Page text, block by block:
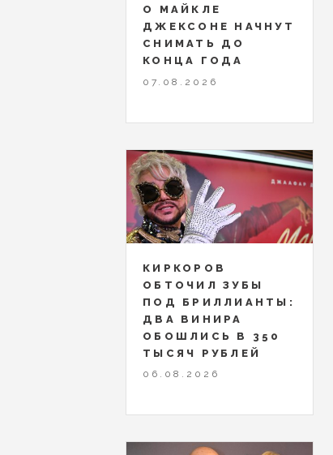
О МАЙКЛЕ
ДЖЕКСОНЕ НАЧНУТ
СНИМАТЬ ДО
КОНЦА ГОДА
07.08.2026
КИРКОРОВ
ОБТОЧИЛ ЗУБЫ
ПОД БРИЛЛИАНТЫ:
ДВА ВИНИРА
ОБОШЛИСЬ В 350
ТЫСЯЧ РУБЛЕЙ
06.08.2026